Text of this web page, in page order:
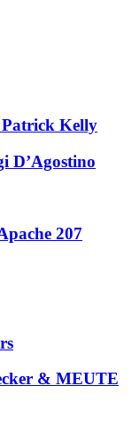
Patrick Kelly
D’Agostino
207
& MEUTE